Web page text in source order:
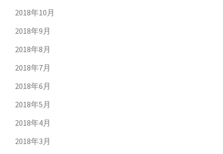
2018年10月
2018年9月
2018年8月
2018年7月
2018年6月
2018年5月
2018年4月
2018年3月